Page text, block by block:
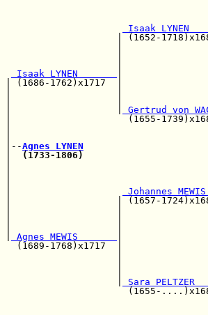
Isaak
|
|
Isaak LYNEN
| (1686-
|                   |
Gertrud von
|
|
|--Agnes LYNEN
(1733-1806)
|
Johannes
|                   |
|                   |
Agnes MEWIS
(1689-
|
Sara